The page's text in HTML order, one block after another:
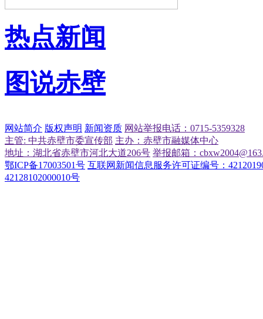
热点新闻
图说赤壁
网站简介 版权声明 新闻资质 网站举报电话：0715-5359328
主管: 中共赤壁市委宣传部 主办：赤壁市融媒体中心
地址：湖北省赤壁市河北大道206号 举报邮箱：
鄂ICP备17003501号 互联网新闻信息服务许可证编号：
42128102000010号